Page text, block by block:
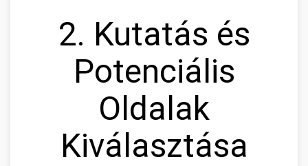
2. Kutatás és
Potenciális
Oldalak
Kiválasztása